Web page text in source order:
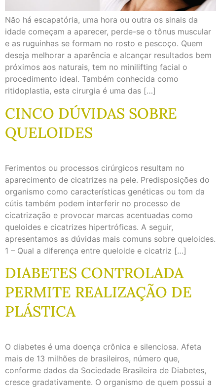
Não há escapatória, uma hora ou outra os sinais da
idade começam a aparecer, perde-se o tônus muscular
e as ruguinhas se formam no rosto e pescoço. Quem
deseja melhorar a aparência e alcançar resultados bem
próximos aos naturais, tem no minilifting facial o
procedimento ideal. Também conhecida como
ritidoplastia, esta cirurgia é uma das […]
CINCO DÚVIDAS SOBRE
QUELOIDES
Ferimentos ou processos cirúrgicos resultam no
aparecimento de cicatrizes na pele. Predisposições do
organismo como características genéticas ou tom da
cútis também podem interferir no processo de
cicatrização e provocar marcas acentuadas como
queloides e cicatrizes hipertróficas. A seguir,
apresentamos as dúvidas mais comuns sobre queloides.
1 – Qual a diferença entre queloide e cicatriz […]
DIABETES CONTROLADA
PERMITE REALIZAÇÃO DE
PLÁSTICA
O diabetes é uma doença crônica e silenciosa. Afeta
mais de 13 milhões de brasileiros, número que,
conforme dados da Sociedade Brasileira de Diabetes,
cresce gradativamente. O organismo de quem possui a